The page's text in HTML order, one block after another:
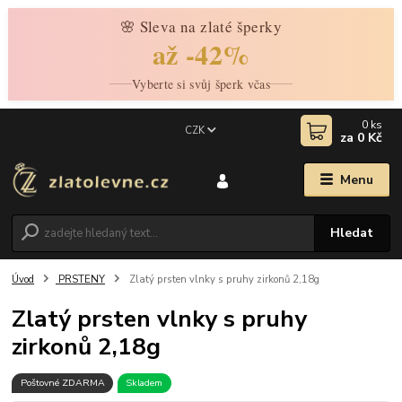
🌸 Sleva na zlaté šperky
až -42%
Vyberte si svůj šperk včas
Menu
CZK
Hledat
0 ks
za 0 Kč
Úvod PRSTENY Zlatý prsten vlnky s pruhy zirkonů 2,18g
Zlatý prsten vlnky s pruhy
zirkonů 2,18g
Poštovné ZDARMA Skladem